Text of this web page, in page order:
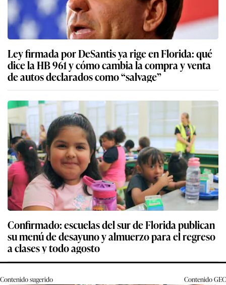
Ley firmada por DeSantis ya rige en Florida: qué
dice la HB 961 y cómo cambia la compra y venta
de autos declarados como “salvage”
Confirmado: escuelas del sur de Florida publican
su menú de desayuno y almuerzo para el regreso
a clases y todo agosto
Contenido sugerido ContenidoGEC